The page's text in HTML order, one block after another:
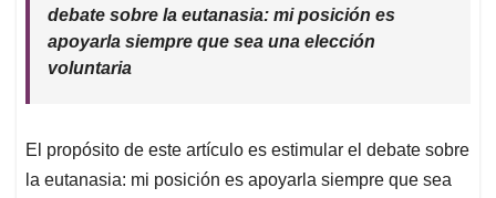
debate sobre la eutanasia: mi posición es
apoyarla siempre que sea una elección
voluntaria
El propósito de este artículo es estimular el debate sobre
la eutanasia: mi posición es apoyarla siempre que sea